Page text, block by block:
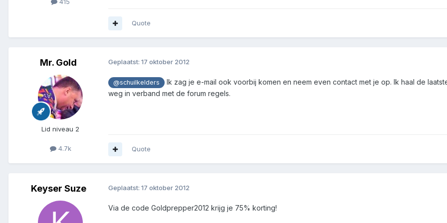
415
Quote
Mr. Gold
Lid niveau 2
4.7k
Geplaatst: 17 oktober 2012
@schuilkelders
Ik zag je e-mail ook voorbij komen en neem even contact met je op. Ik haal de
weg in verband met de forum regels.
Quote
Keyser Suze Geplaatst: 17 oktober 2012
Via de code Goldprepper2012 krijg je 75% korting!